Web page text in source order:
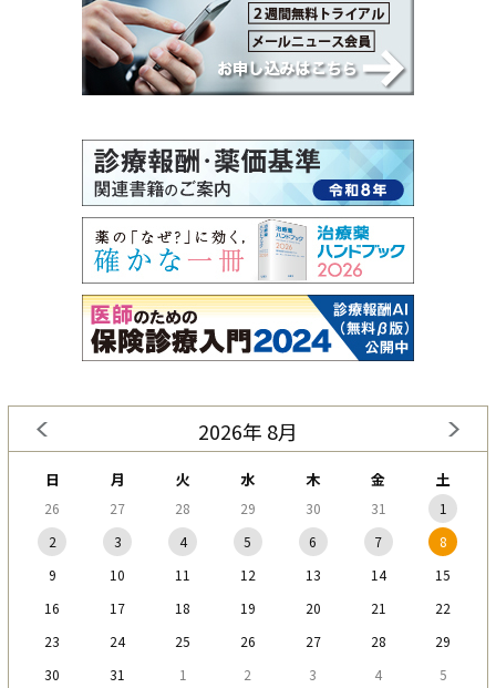
2026年 8月
日 月 火 水 木 金 土
26 27 28 29 30 31
1
2
3 4 5 6 7
8
9
10 11 12 13 14
15
16
17 18 19 20 21
22
23
24 25 26 27 28
29
30
31 1 2 3 4 5